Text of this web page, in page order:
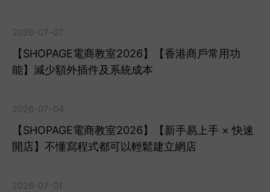
2026-07-07
【SHOPAGE電商教室2026】【香港商戶常用功
能】減少額外插件及系統成本
2026-07-04
【SHOPAGE電商教室2026】【新手易上手 × 快速
開店】不懂寫程式都可以輕鬆建立網店
2026-07-01